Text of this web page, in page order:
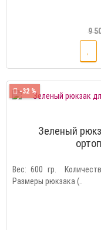
9
-32 %
Зеленый
Вес: 600 гр.
Размеры рюкзака (..